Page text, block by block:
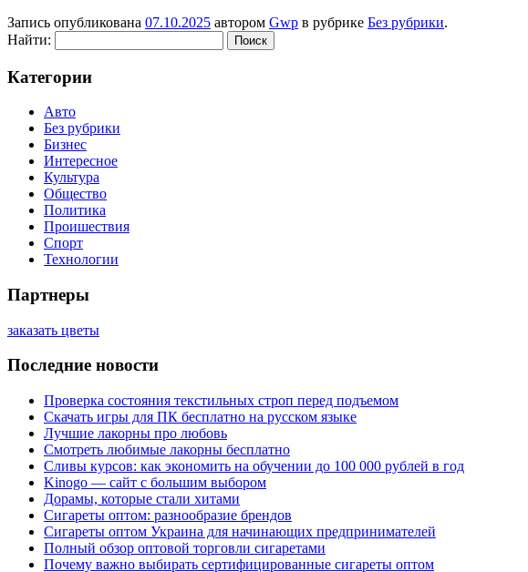
Запись опубликована 07.10.2025 автором Gwp в рубрике Без рубрики.
Найти:
Категории
Авто
Без рубрики
Бизнес
Интересное
Культура
Общество
Политика
Проишествия
Спорт
Технологии
Партнеры
заказать цветы
Последние новости
Проверка состояния текстильных строп перед подъемом
Скачать игры для ПК бесплатно на русском языке
Лучшие лакорны про любовь
Смотреть любимые лакорны бесплатно
Сливы курсов: как экономить на обучении до 100 000 рублей в год
Kinogo — сайт с большим выбором
Дорамы, которые стали хитами
Сигареты оптом: разнообразие брендов
Сигареты оптом Украина для начинающих предпринимателей
Полный обзор оптовой торговли сигаретами
Почему важно выбирать сертифицированные сигареты оптом